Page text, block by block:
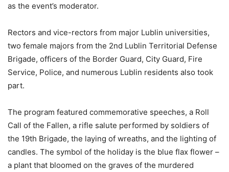
as the event’s moderator.
Rectors and vice-rectors from major Lublin universities,
two female majors from the 2nd Lublin Territorial Defense
Brigade, officers of the Border Guard, City Guard, Fire
Service, Police, and numerous Lublin residents also took
part.
The program featured commemorative speeches, a Roll
Call of the Fallen, a rifle salute performed by soldiers of
the 19th Brigade, the laying of wreaths, and the lighting of
candles. The symbol of the holiday is the blue flax flower –
a plant that bloomed on the graves of the murdered